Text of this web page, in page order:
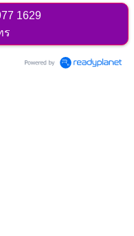
1629
ร